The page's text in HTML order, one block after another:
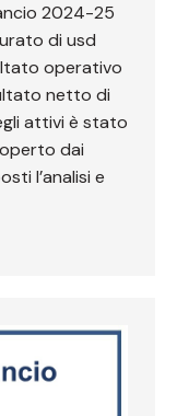
2024-25
di usd
operativo
netto di
attivi è stato
dai
l’analisi e